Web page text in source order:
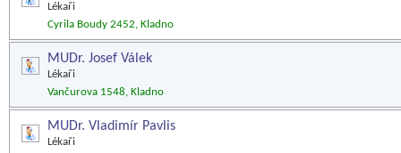
Lékaři
Cyrila Boudy 2452, Kladno
MUDr. Josef Válek
Lékaři
Vančurova 1548, Kladno
MUDr. Vladimír Pavlis
Lékaři